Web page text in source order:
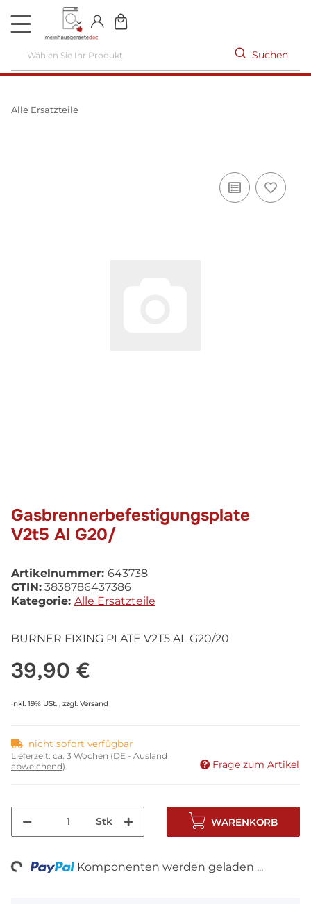
DE
Suchen
Alle Ersatzteile
Gasbrennerbefestigungsplate
V2t5 Al G20/
Artikelnummer: 643738
GTIN: 3838786437386
Kategorie: Alle Ersatzteile
BURNER FIXING PLATE V2T5 AL G20/20
39,90 €
inkl. 19% USt. , zzgl. Versand
nicht sofort verfügbar
Lieferzeit: ca. 3 Wochen (DE - Ausland
abweichend)
Frage zum Artikel
Stk WARENKORB
Komponenten werden geladen ...